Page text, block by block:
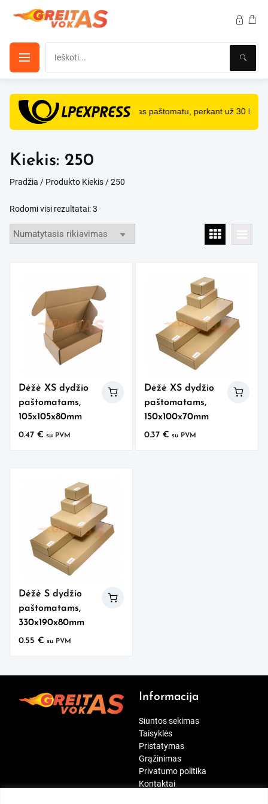
prie
NEMOKAMASpristatymas paštomatu, perkant už 30
Kiekis: 250
Pradžia / Produkto Kiekis / 250
Rodomi visi rezultatai: 3
Dėžė XS dydžio
paštomatams,
105x105x80mm
0.47€ su PVM
Dėžė XS dydžio
paštomatams,
150x100x70mm
0.37€ su PVM
Dėžė S dydžio
paštomatams,
330x190x80mm
0.55€ su PVM
Informacija
Siuntos sekimas
Taisyklės
Pristatymas
Grąžinimas
Privatumo politika
Kontaktai